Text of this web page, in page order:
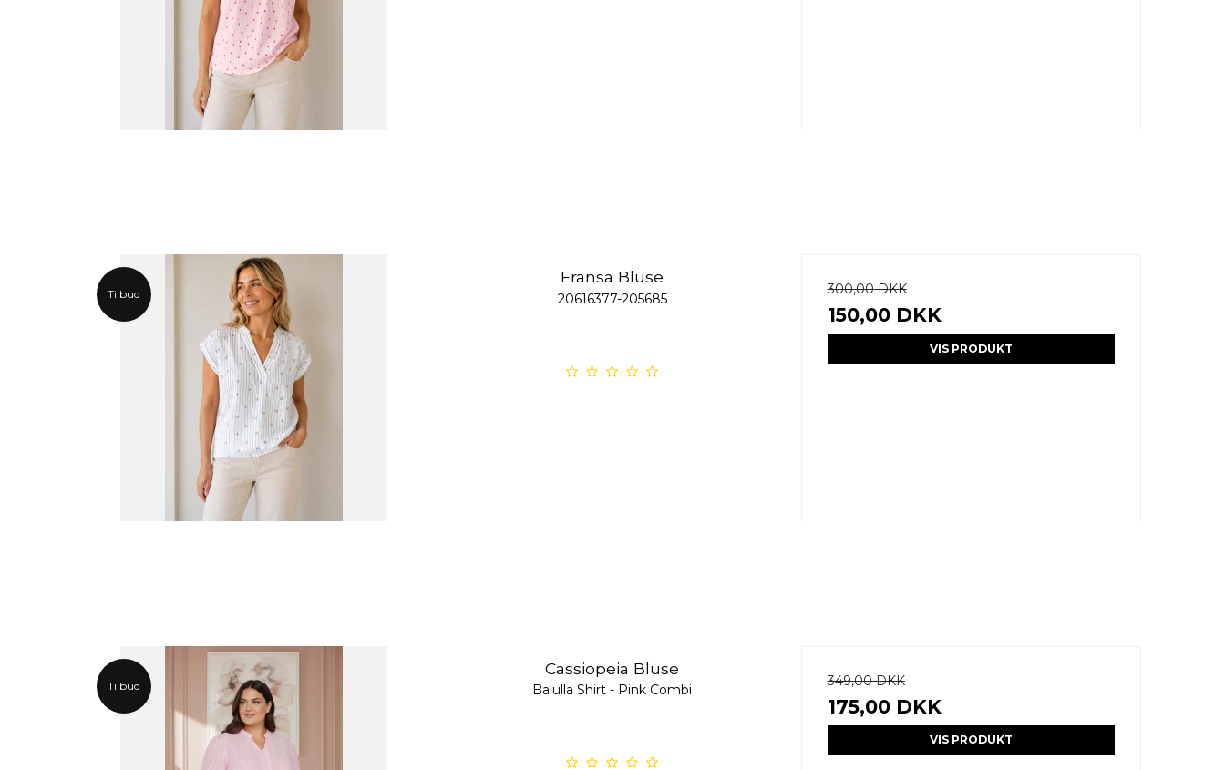
Tilbud
Fransa Bluse
20616377-205685
300,00 DKK
150,00 DKK
VIS PRODUKT
Tilbud
Cassiopeia Bluse
Balulla Shirt - Pink Combi
349,00 DKK
175,00 DKK
VIS PRODUKT